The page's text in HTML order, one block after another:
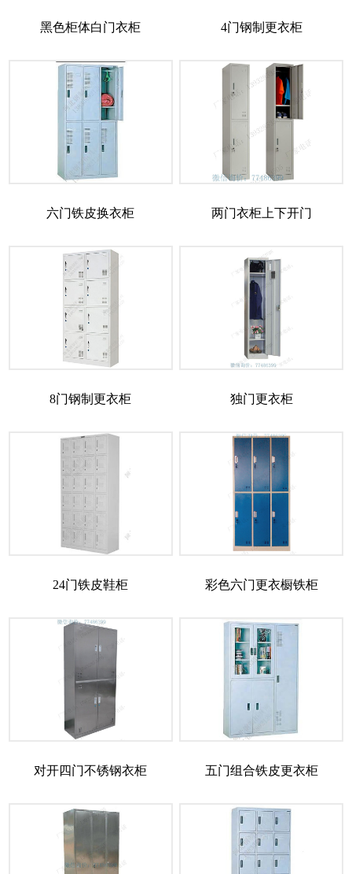
黑色柜体白门衣柜 4门钢制更衣柜
六门铁皮换衣柜 两门衣柜上下开门
8门钢制更衣柜 独门更衣柜
24门铁皮鞋柜 彩色六门更衣橱铁柜
对开四门不锈钢衣柜 五门组合铁皮更衣柜